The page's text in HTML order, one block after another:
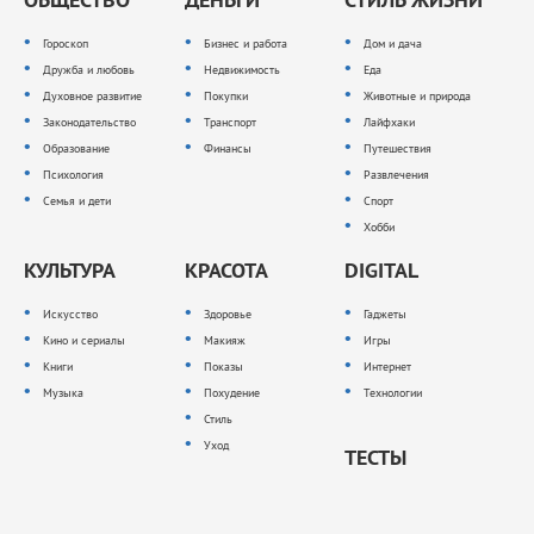
Гороскоп
Дружба и любовь
Духовное развитие
Законодательство
Образование
Психология
Семья и дети
Бизнес и работа
Недвижимость
Покупки
Транспорт
Финансы
Дом и дача
Еда
Животные и природа
Лайфхаки
Путешествия
Развлечения
Спорт
Хобби
КУЛЬТУРА
Искусство
Кино и сериалы
Книги
Музыка
КРАСОТА
Здоровье
Макияж
Показы
Похудение
Стиль
Уход
DIGITAL
Гаджеты
Игры
Интернет
Технологии
ТЕСТЫ